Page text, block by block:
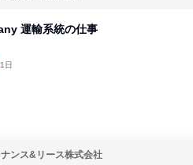
運輸系統の仕事
1日
ンス&リース株式会社